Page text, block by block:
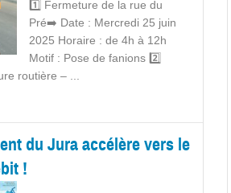
1️⃣ Fermeture de la rue du
Pré➡️ Date : Mercredi 25 juin
2025 Horaire : de 4h à 12h
Motif : Pose de fanions 2️⃣
routière – ...
du Jura accélère vers le
!